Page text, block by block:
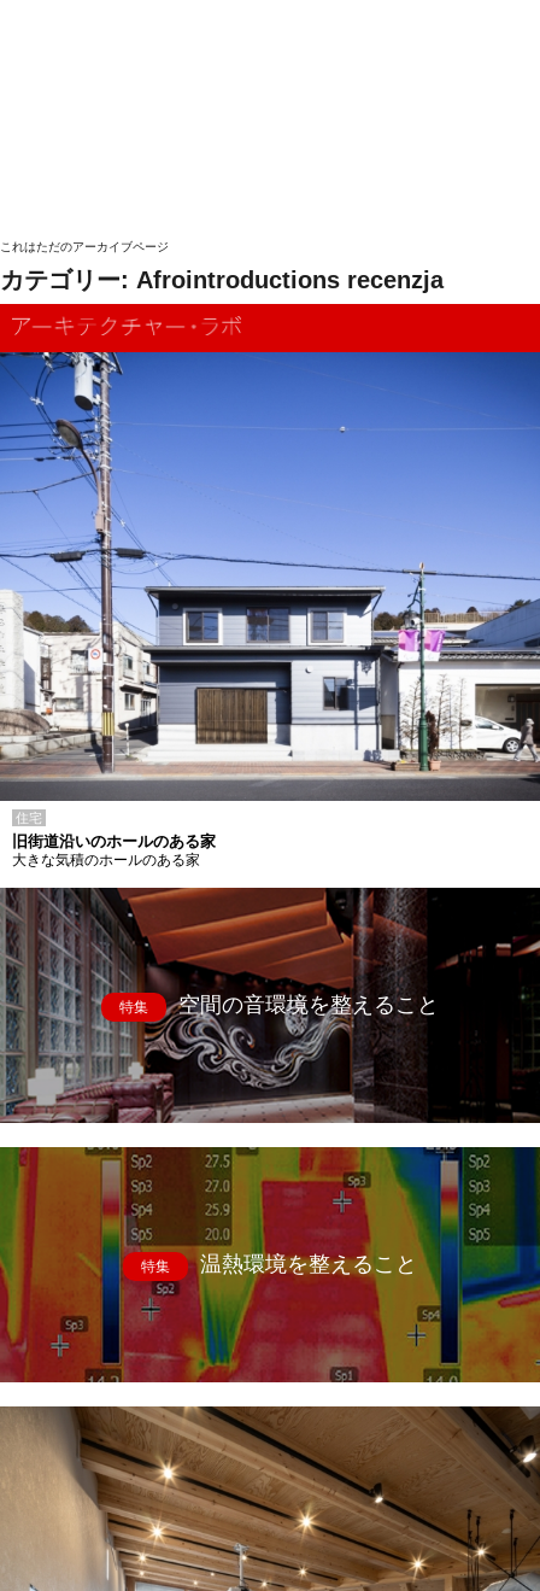
これはただのアーカイブページ
カテゴリー: Afrointroductions recenzja
住宅
旧街道沿いのホールのある家
大きな気積のホールのある家
特集 空間の音環境を整えること
特集 温熱環境を整えること